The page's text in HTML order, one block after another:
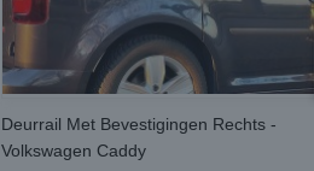
Deurrail Met Bevestigingen Rechts -
Volkswagen Caddy